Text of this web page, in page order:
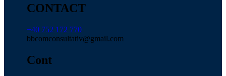
CONTACT
+40 752 172 770
bbcomconsultativ@gmail.com
Cont